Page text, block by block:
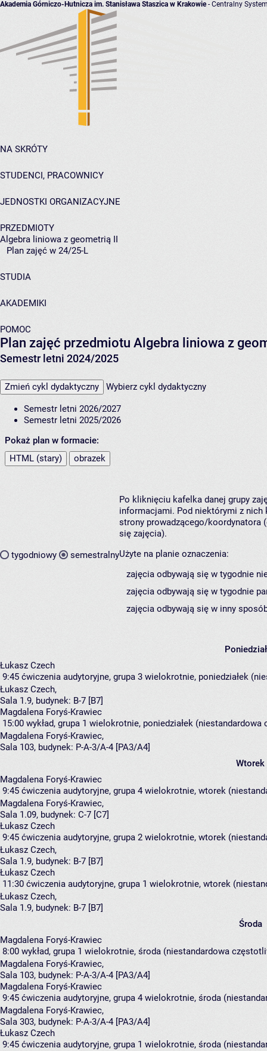
Akademia Górniczo-Hutnicza im. Stanisława Staszica w Krakowie- Centralny
NA SKRÓTY
STUDENCI, PRACOWNICY
JEDNOSTKI ORGANIZACYJNE
PRZEDMIOTY
Algebra liniowa z geometrią II
Plan zajęć w 24/25-L
STUDIA
AKADEMIKI
POMOC
Plan zajęć przedmiotu Algebra liniowa z
Semestr letni 2024/2025
Zmień cykl dydaktyczny Wybierz cykl dydaktyczny
Semestr letni 2026/2027
Semestr letni 2025/2026
Pokaż plan w formacie:
HTML (stary)
obrazek
tygodniowy semestralny
Po kliknięciu kafelka danej grupy
informacjami. Pod niektórymi z nich
strony prowadzącego/koordynatora
się zajęcia).
Użyte na planie oznaczenia:
zajęcia odbywają się w tygodnie
zajęcia odbywają się w tygodnie
zajęcia odbywają się w inny
Łukasz Czech
9:45 ćwiczenia audytoryjne, grupa 3 wielokrotnie, poniedziałek
Łukasz Czech,
Sala 1.9, budynek: B-7 [B7]
Magdalena Foryś-Krawiec
15:00 wykład, grupa 1 wielokrotnie, poniedziałek (niestandardowa
Magdalena Foryś-Krawiec,
Sala 103, budynek: P-A-3/A-4 [PA3/A4]
Wtorek
Magdalena Foryś-Krawiec
9:45 ćwiczenia audytoryjne, grupa 4 wielokrotnie, wtorek
Magdalena Foryś-Krawiec,
Sala 1.09, budynek: C-7 [C7]
Łukasz Czech
9:45 ćwiczenia audytoryjne, grupa 2 wielokrotnie, wtorek
Łukasz Czech,
Sala 1.9, budynek: B-7 [B7]
Łukasz Czech
11:30 ćwiczenia audytoryjne, grupa 1 wielokrotnie, wtorek
Łukasz Czech,
Sala 1.9, budynek: B-7 [B7]
Środa
Magdalena Foryś-Krawiec
8:00 wykład, grupa 1 wielokrotnie, środa (niestandardowa
Magdalena Foryś-Krawiec,
Sala 103, budynek: P-A-3/A-4 [PA3/A4]
Magdalena Foryś-Krawiec
9:45 ćwiczenia audytoryjne, grupa 4 wielokrotnie, środa
Magdalena Foryś-Krawiec,
Sala 303, budynek: P-A-3/A-4 [PA3/A4]
Łukasz Czech
9:45 ćwiczenia audytoryjne, grupa 1 wielokrotnie, środa